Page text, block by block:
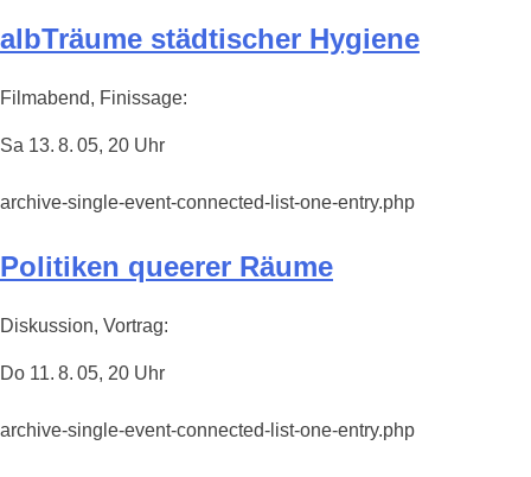
albTräume städtischer Hygiene
Filmabend, Finissage:
Sa 13. 8. 05, 20 Uhr
archive-single-event-connected-list-one-entry.php
Politiken queerer Räume
Diskussion, Vortrag:
Do 11. 8. 05, 20 Uhr
archive-single-event-connected-list-one-entry.php